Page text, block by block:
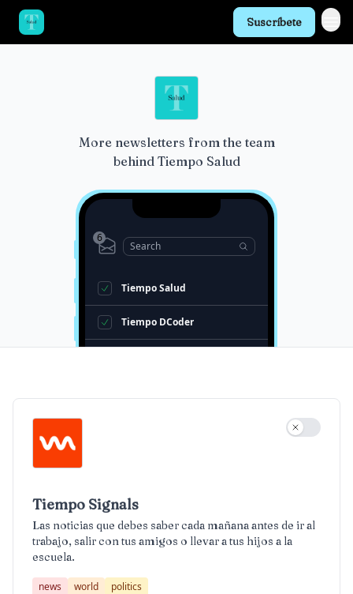
Suscríbete
More newsletters from the team
behind Tiempo Salud
6
Search
Tiempo Salud
Tiempo DCoder
Tiempo Signals
Las noticias que debes saber cada mañana antes de ir al
trabajo, salir con tus amigos o llevar a tus hijos a la
escuela.
news world politics
Use